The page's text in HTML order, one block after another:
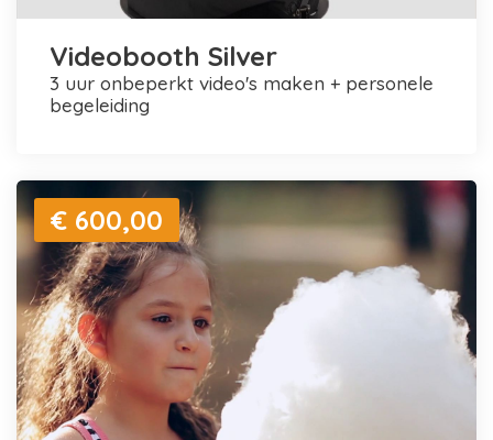
Videobooth Silver
3 uur onbeperkt video's maken + personele
begeleiding
€ 600,00